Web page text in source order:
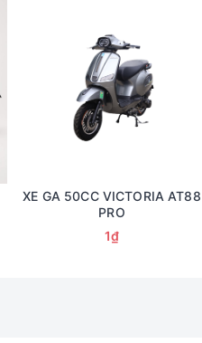
XE GA 50CC VICTORIA AT88
PRO
1₫